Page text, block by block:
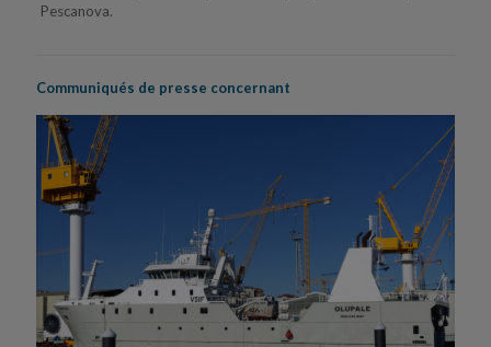
Pescanova.
Communiqués de presse concernant